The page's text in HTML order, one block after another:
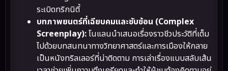
ระเบิดทริกนิตี้
บทภาพยนตร์ที่เฉียบคมและซับซ้อน (Complex
Screenplay):โนแลนนำเสนอเรื่องราวชีวประวัติที่เต็ม
ไปด้วยบทสนทนาทางวิทยาศาสตร์และการเมืองให้กลาย
เป็นหนังทริลเลอร์ที่น่าติดตาม การเล่าเรื่องแบบสลับเส้น